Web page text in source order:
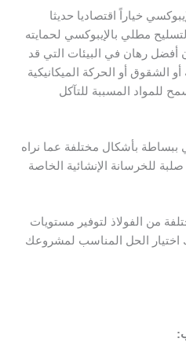
خياراً اقتصاديا حديثا
مطلي بالإيبوكسي لحمايته
أفضل رهان في البيئات التي قد
الشقوق أو الحركة الميكانيكية
للمواد المسببة للتآكل
ببساطة بأشكال مختلفة عما نراه
للخرسانة الإنشائية الخاصة
من الفولاذ لتوفير مستويات
اختيار الحل المناسب لمشروعك